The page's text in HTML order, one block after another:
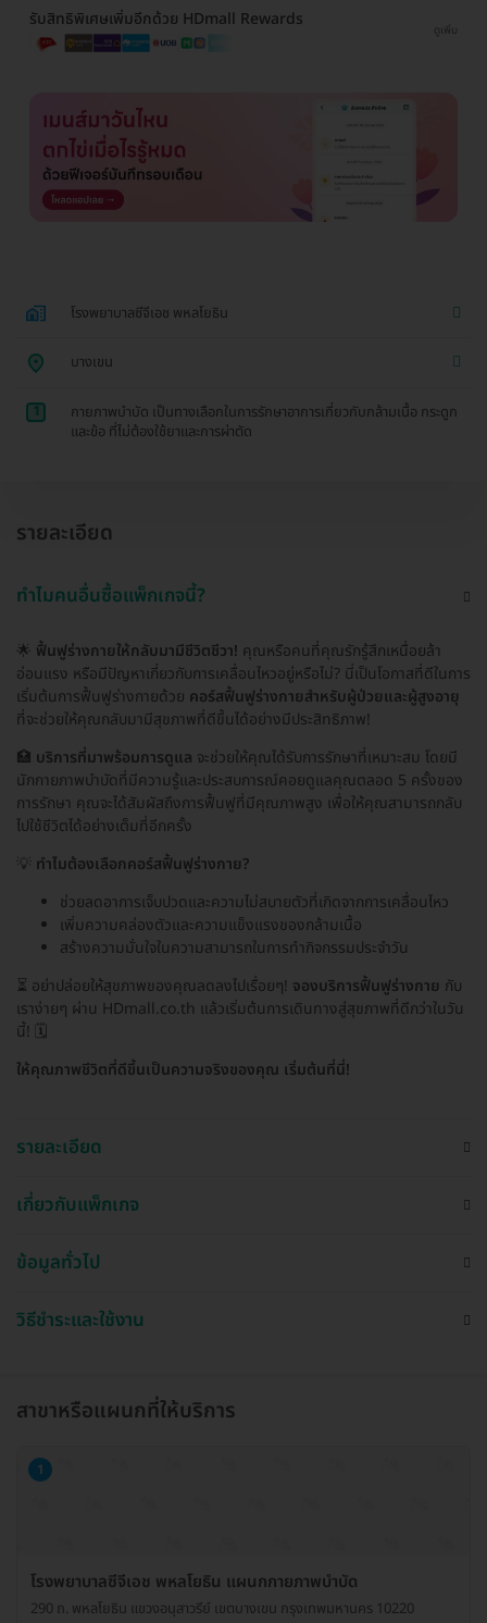
รับสิทธิพิเศษเพิ่มอีกด้วย HDmall Rewards
ดูเพิ่ม
โรงพยาบาลซีจีเอช พหลโยธิน
บางเขน
1
กายภาพบำบัด เป็นทางเลือกในการรักษาอาการเกี่ยวกับกล้ามเนื้อ กระดูก
และข้อ ที่ไม่ต้องใช้ยาและการผ่าตัด
รายละเอียด
ทำไมคนอื่นซื้อแพ็กเกจนี้?
🌟 ฟื้นฟูร่างกายให้กลับมามีชีวิตชีวา! คุณหรือคนที่คุณรักรู้สึกเหนื่อยล้า
อ่อนแรง หรือมีปัญหาเกี่ยวกับการเคลื่อนไหวอยู่หรือไม่? นี่เป็นโอกาสที่ดีในการ
เริ่มต้นการฟื้นฟูร่างกายด้วย คอร์สฟื้นฟูร่างกายสำหรับผู้ป่วยและผู้สูงอายุ
ที่จะช่วยให้คุณกลับมามีสุขภาพที่ดีขึ้นได้อย่างมีประสิทธิภาพ!
🏥 บริการที่มาพร้อมการดูแล จะช่วยให้คุณได้รับการรักษาที่เหมาะสม โดยมี
นักกายภาพบำบัดที่มีความรู้และประสบการณ์คอยดูแลคุณตลอด 5 ครั้งของ
การรักษา คุณจะได้สัมผัสถึงการฟื้นฟูที่มีคุณภาพสูง เพื่อให้คุณสามารถกลับ
ไปใช้ชีวิตได้อย่างเต็มที่อีกครั้ง
💡 ทำไมต้องเลือกคอร์สฟื้นฟูร่างกาย?
ช่วยลดอาการเจ็บปวดและความไม่สบายตัวที่เกิดจากการเคลื่อนไหว
เพิ่มความคล่องตัวและความแข็งแรงของกล้ามเนื้อ
สร้างความมั่นใจในความสามารถในการทำกิจกรรมประจำวัน
⏳ อย่าปล่อยให้สุขภาพของคุณลดลงไปเรื่อยๆ! จองบริการฟื้นฟูร่างกาย กับ
เราง่ายๆ ผ่าน HDmall.co.th แล้วเริ่มต้นการเดินทางสู่สุขภาพที่ดีกว่าในวัน
นี้! 🗓️
ให้คุณภาพชีวิตที่ดีขึ้นเป็นความจริงของคุณ เริ่มต้นที่นี่!
รายละเอียด
เกี่ยวกับแพ็กเกจ
ข้อมูลทั่วไป
วิธีชำระและใช้งาน
สาขาหรือแผนกที่ให้บริการ
1
โรงพยาบาลซีจีเอช พหลโยธิน แผนกกายภาพบำบัด
290 ถ. พหลโยธิน แขวงอนุสาวรีย์ เขตบางเขน กรุงเทพมหานคร 10220